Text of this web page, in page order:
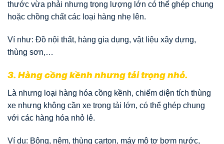
thước vừa phải nhưng trọng lượng lớn có thể ghép chung
hoặc chồng chất các loại hàng nhẹ lên.
Ví như: Đồ nội thất, hàng gia dụng, vật liệu xây dựng,
thùng sơn,…
3. Hàng cồng kềnh nhưng tải trọng nhỏ.
Là nhưng loại hàng hóa cồng kềnh, chiếm diện tích thùng
xe nhưng không cần xe trọng tải lớn, có thể ghép chung
với các hàng hóa nhỏ lẻ.
Ví dụ: Bông, nệm, thùng carton, máy mô tơ bơm nước,